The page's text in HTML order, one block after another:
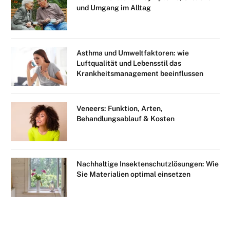
und Umgang im Alltag
Asthma und Umweltfaktoren: wie
Luftqualität und Lebensstil das
Krankheitsmanagement beeinflussen
Veneers: Funktion, Arten,
Behandlungsablauf & Kosten
Nachhaltige Insektenschutzlösungen: Wie
Sie Materialien optimal einsetzen